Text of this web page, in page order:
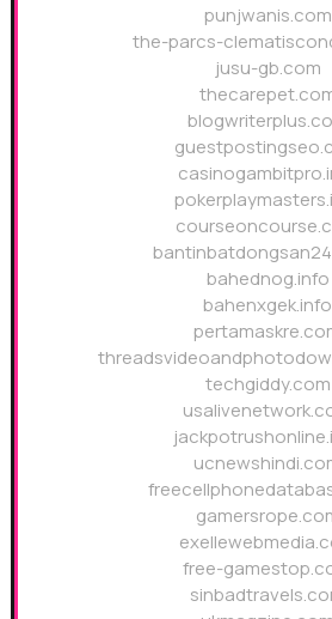
punjwanis.com
the-parcs-
jusu-gb.com
bahednog.info
bahenxgek.info
techgiddy.com
free-